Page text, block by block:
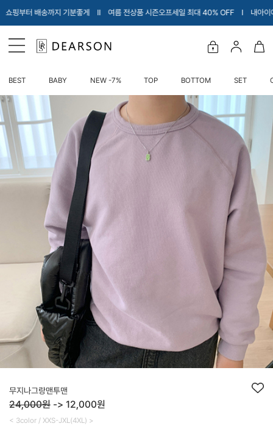
여름 전상품 시즌오프세일 최대 40% OFF Ι 내아이에게 입힐 옷만 소개해드려요♡
BEST BABY NEW -7% TOP BOTTOM SET
무지나그랑맨투맨
24,000원 -> 12,000원
< 3color / XXS-JXL(4XL) >